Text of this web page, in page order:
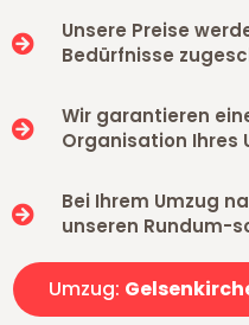
Unsere Preise
Bedürfnisse
Wir garantieren
Organisation Ihres
Bei Ihrem Umzug
unseren Rundum-
Umzug: